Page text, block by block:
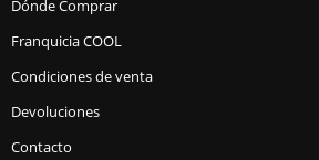
Dónde Comprar
Franquicia COOL
Condiciones de venta
Devoluciones
Contacto